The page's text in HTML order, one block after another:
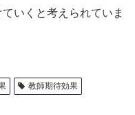
いくと考えられていま
教師期待効果